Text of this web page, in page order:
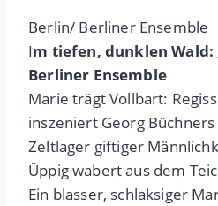
Berlin/ Berliner Ensemble
Im tiefen, dunklen Wald:
Berliner Ensemble
Marie trägt Vollbart:
inszeniert Georg Büchners
Zeltlager giftiger
Üppig wabert aus dem
Ein blasser, schlaksiger